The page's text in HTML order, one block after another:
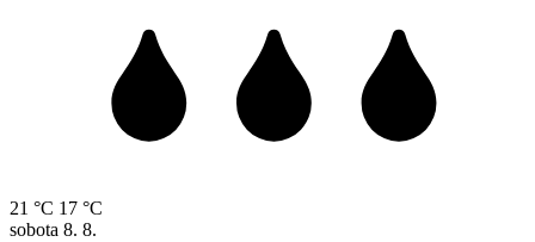
21 °C 17 °C
sobota 8. 8.